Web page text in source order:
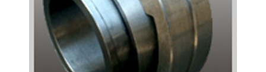
湖南高硫合金钢产品
湖南滑动轴承